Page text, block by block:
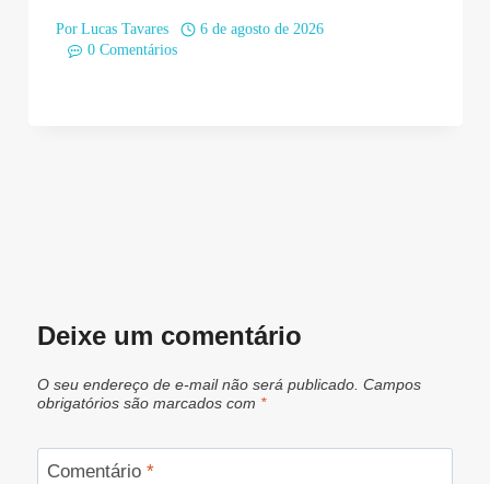
Por Lucas Tavares
6 de agosto de 2026
0 Comentários
Deixe um comentário
O seu endereço de e-mail não será publicado. Campos
obrigatórios são marcados com *
Comentário *